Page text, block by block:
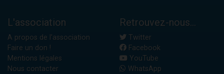
L'association
A propos de l'association
Faire un don !
Mentions légales
Nous contacter
Retrouvez-nous...
Twitter
Facebook
YouTube
WhatsApp